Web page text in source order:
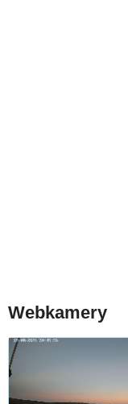
Webkamery